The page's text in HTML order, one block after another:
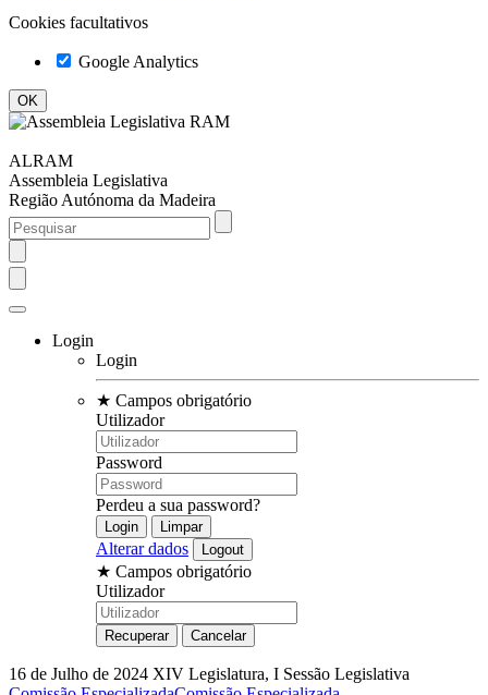
Cookies facultativos
Google Analytics
ALRAM
Assembleia Legislativa
Região Autónoma da Madeira
Login
Login
★ Campos obrigatório
Utilizador
Password
Perdeu a sua password?
Alterar dados
★ Campos obrigatório
Utilizador
16 de Julho de 2024 XIV Legislatura, I Sessão Legislativa